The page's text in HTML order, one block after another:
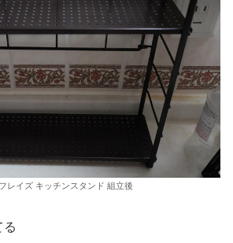
レイズ キッチンスタンド 組立後
る